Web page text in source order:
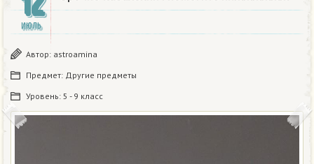
ИЮЛЬ
Автор: astroamina
Предмет: Другие предметы
Уровень: 5 - 9 класс